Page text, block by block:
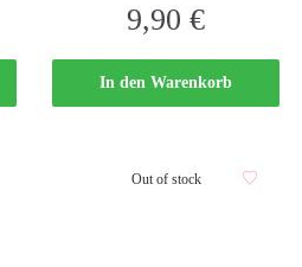
9,90€
In den Warenkorb
Out of stock